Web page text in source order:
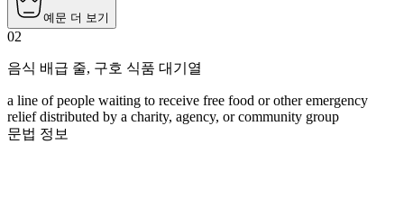
예문 더 보기
02
음식 배급 줄, 구호 식품 대기열
a line of people waiting to receive free food or other emergency
relief distributed by a charity, agency, or community group
문법 정보